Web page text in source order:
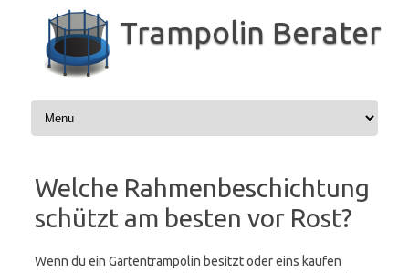
Inhalt
springen
Trampolin Berater
Welche Rahmenbeschichtung
schützt am besten vor Rost?
Wenn du ein Gartentrampolin besitzt oder eins kaufen